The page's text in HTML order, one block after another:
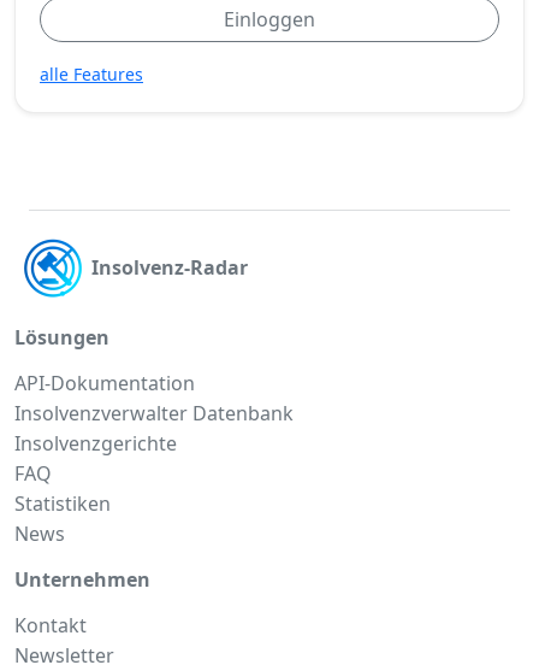
Einloggen
alle Features
Insolvenz-Radar
Lösungen
API-Dokumentation
Insolvenzverwalter Datenbank
Insolvenzgerichte
FAQ
Statistiken
News
Unternehmen
Kontakt
Newsletter